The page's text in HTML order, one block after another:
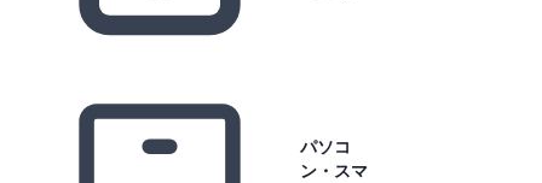
パソコ
ン・スマ